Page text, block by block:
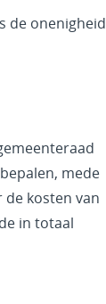
de onenigheid
mede
kosten van
in totaal